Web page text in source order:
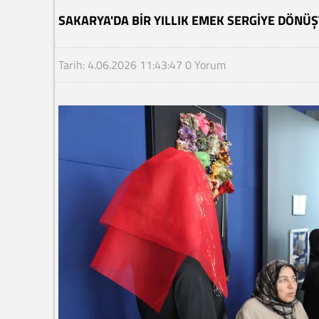
SAKARYA'DA BIR YILLIK EMEK SERGIYE
Tarih: 4.06.2026 11:43:47 0 Yorum